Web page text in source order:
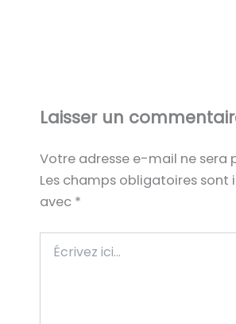
Laisser un
Votre adresse e-mail ne sera
Les champs obligatoires sont
avec *
ici…